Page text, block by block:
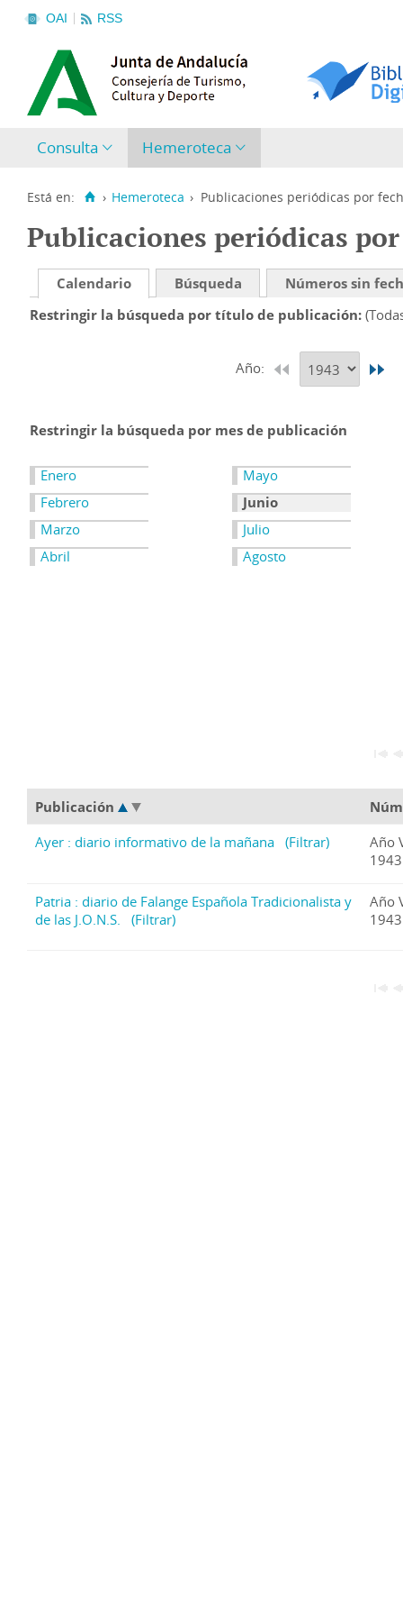
OAI RSS
Consulta Hemeroteca
Está en: › Hemeroteca › Publicaciones periódicas por
Publicaciones periódicas
Calendario Búsqueda
Números sin
Restringir la búsqueda por título de publicación
Año:
Restringir la búsqueda por mes de publicación
Enero
Febrero
Marzo
Abril
Mayo
Junio
Julio
Agosto
Publicación
Ayer : diario informativo de la mañana (Filtrar)
Año
Patria : diario de Falange Española Tradicionalista y
de las J.O.N.S.
(Filtrar)
Año